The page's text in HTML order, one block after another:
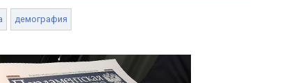
демография